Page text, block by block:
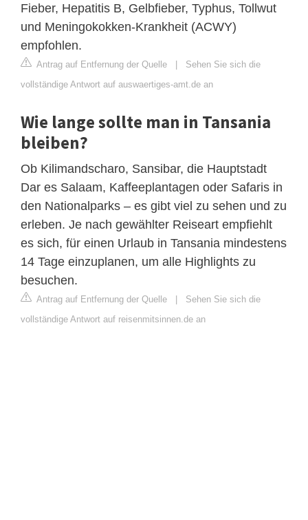
Fieber, Hepatitis B, Gelbfieber, Typhus, Tollwut
und Meningokokken-Krankheit (ACWY)
empfohlen.
Antrag auf Entfernung der Quelle | Sehen Sie sich die
vollständige Antwort auf auswaertiges-amt.de an
Wie lange sollte man in Tansania
bleiben?
Ob Kilimandscharo, Sansibar, die Hauptstadt
Dar es Salaam, Kaffeeplantagen oder Safaris in
den Nationalparks – es gibt viel zu sehen und zu
erleben. Je nach gewählter Reiseart empfiehlt
es sich, für einen Urlaub in Tansania mindestens
14 Tage einzuplanen, um alle Highlights zu
besuchen.
Antrag auf Entfernung der Quelle | Sehen Sie sich die
vollständige Antwort auf reisenmitsinnen.de an